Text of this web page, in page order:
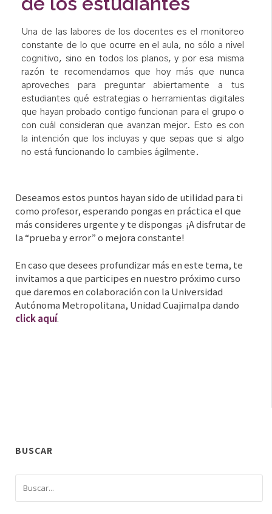
Una de las labores de los docentes es el monitoreo
constante de lo que ocurre en el aula, no sólo a nivel
cognitivo, sino en todos los planos, y por esa misma
razón te recomendamos que hoy más que nunca
aproveches para preguntar abiertamente a tus
estudiantes qué estrategias o herramientas digitales
que hayan probado contigo funcionan para el grupo o
con cuál consideran que avanzan mejor. Esto es con
la intención que los incluyas y que sepas que si algo
no está funcionando lo cambies ágilmente.
Deseamos estos puntos hayan sido de utilidad para ti
como profesor, esperando pongas en práctica el que
más consideres urgente y te dispongas ¡A disfrutar de
la “prueba y error” o mejora constante!
En caso que desees profundizar más en este tema, te
invitamos a que participes en nuestro próximo curso
que daremos en colaboración con la Universidad
Autónoma Metropolitana, Unidad Cuajimalpa dando
click aquí.
BUSCAR